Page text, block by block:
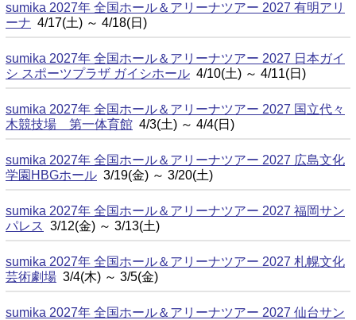
sumika 2027年 全国ホール＆アリーナツアー 2027 有明アリ
ーナ 4/17(土) ～ 4/18(日)
sumika 2027年 全国ホール＆アリーナツアー 2027 日本ガイ
シ スポーツプラザ ガイシホール 4/10(土) ～ 4/11(日)
sumika 2027年 全国ホール＆アリーナツアー 2027 国立代々
木競技場 第一体育館 4/3(土) ～ 4/4(日)
sumika 2027年 全国ホール＆アリーナツアー 2027 広島文化
学園HBGホール 3/19(金) ～ 3/20(土)
sumika 2027年 全国ホール＆アリーナツアー 2027 福岡サン
パレス 3/12(金) ～ 3/13(土)
sumika 2027年 全国ホール＆アリーナツアー 2027 札幌文化
芸術劇場 3/4(木) ～ 3/5(金)
sumika 2027年 全国ホール＆アリーナツアー 2027 仙台サン